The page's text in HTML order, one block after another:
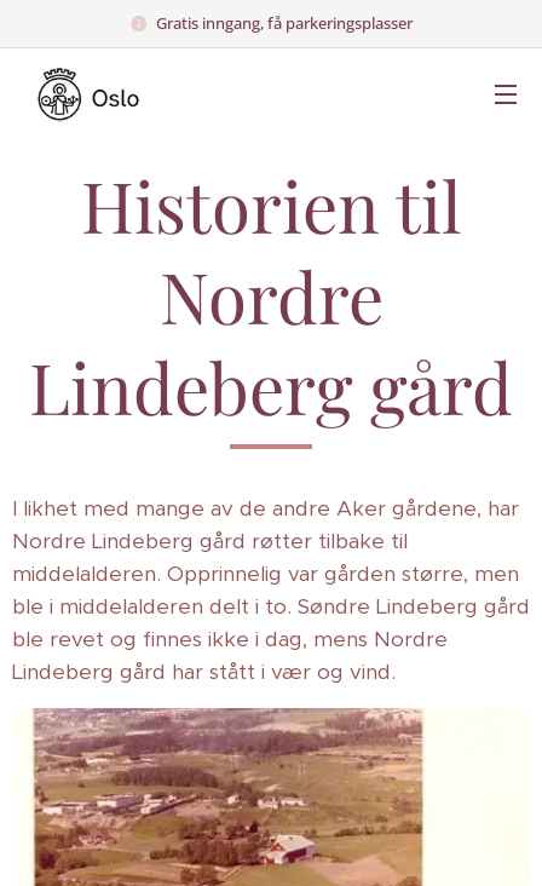
Gratis inngang, få parkeringsplasser
Historien til
Nordre
Lindeberg gård
I likhet med mange av de andre Aker gårdene, har
Nordre Lindeberg gård røtter tilbake til
middelalderen. Opprinnelig var gården større, men
ble i middelalderen delt i to. Søndre Lindeberg gård
ble revet og finnes ikke i dag, mens Nordre
Lindeberg gård har stått i vær og vind.